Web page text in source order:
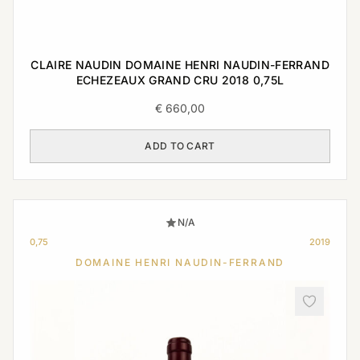
CLAIRE NAUDIN DOMAINE HENRI NAUDIN-FERRAND
ECHEZEAUX GRAND CRU 2018 0,75L
€ 660,00
ADD TO CART
N/A
0,75 2019
DOMAINE HENRI NAUDIN-FERRAND